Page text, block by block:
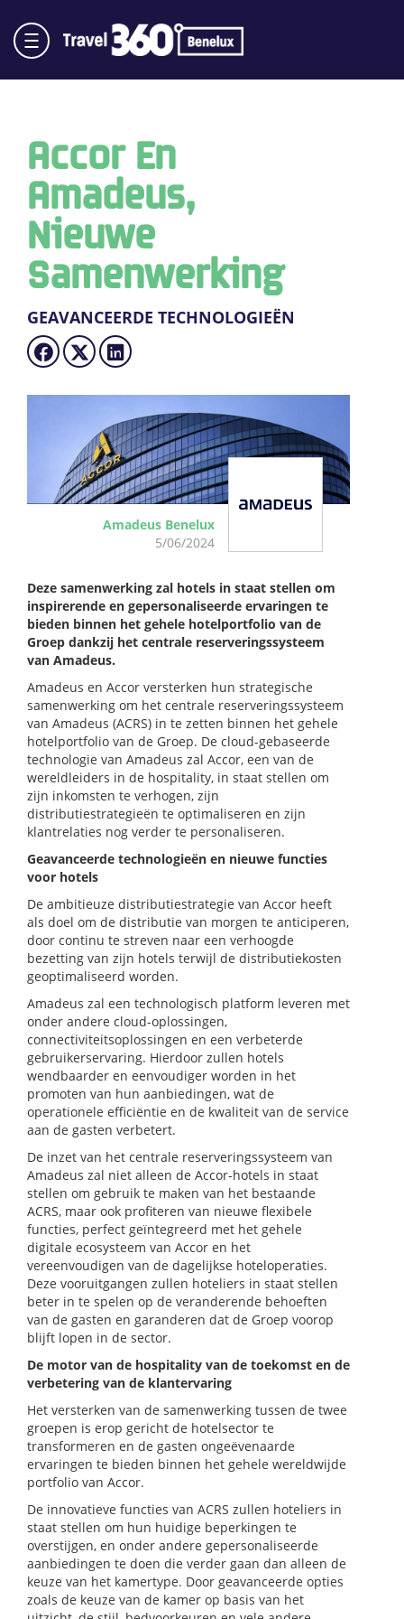
Accor En
Amadeus,
Nieuwe
Samenwerking
GEAVANCEERDE TECHNOLOGIEËN
Amadeus Benelux
5/06/2024
Deze samenwerking zal hotels in staat stellen om
inspirerende en gepersonaliseerde ervaringen te
bieden binnen het gehele hotelportfolio van de
Groep dankzij het centrale reserveringssysteem
van Amadeus.
Amadeus en Accor versterken hun strategische
samenwerking om het centrale reserveringssysteem
van Amadeus (ACRS) in te zetten binnen het gehele
hotelportfolio van de Groep. De cloud-gebaseerde
technologie van Amadeus zal Accor, een van de
wereldleiders in de hospitality, in staat stellen om
zijn inkomsten te verhogen, zijn
distributiestrategieën te optimaliseren en zijn
klantrelaties nog verder te personaliseren.
Geavanceerde technologieën en nieuwe functies
voor hotels
De ambitieuze distributiestrategie van Accor heeft
als doel om de distributie van morgen te anticiperen,
door continu te streven naar een verhoogde
bezetting van zijn hotels terwijl de distributiekosten
geoptimaliseerd worden.
Amadeus zal een technologisch platform leveren met
onder andere cloud-oplossingen,
connectiviteitsoplossingen en een verbeterde
gebruikerservaring. Hierdoor zullen hotels
wendbaarder en eenvoudiger worden in het
promoten van hun aanbiedingen, wat de
operationele efficiëntie en de kwaliteit van de service
aan de gasten verbetert.
De inzet van het centrale reserveringssysteem van
Amadeus zal niet alleen de Accor-hotels in staat
stellen om gebruik te maken van het bestaande
ACRS, maar ook profiteren van nieuwe flexibele
functies, perfect geïntegreerd met het gehele
digitale ecosysteem van Accor en het
vereenvoudigen van de dagelijkse hoteloperaties.
Deze vooruitgangen zullen hoteliers in staat stellen
beter in te spelen op de veranderende behoeften
van de gasten en garanderen dat de Groep voorop
blijft lopen in de sector.
De motor van de hospitality van de toekomst en de
verbetering van de klantervaring
Het versterken van de samenwerking tussen de twee
groepen is erop gericht de hotelsector te
transformeren en de gasten ongeëvenaarde
ervaringen te bieden binnen het gehele wereldwijde
portfolio van Accor.
De innovatieve functies van ACRS zullen hoteliers in
staat stellen om hun huidige beperkingen te
overstijgen, en onder andere gepersonaliseerde
aanbiedingen te doen die verder gaan dan alleen de
keuze van het kamertype. Door geavanceerde opties
zoals de keuze van de kamer op basis van het